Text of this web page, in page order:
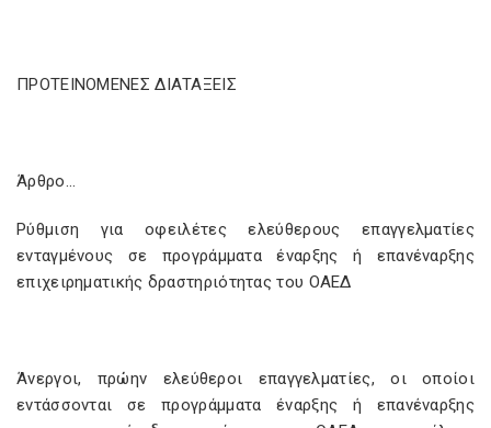
ΠΡΟΤΕΙΝΟΜΕΝΕΣ ΔΙΑΤΑΞΕΙΣ
Άρθρο…
Ρύθμιση για οφειλέτες ελεύθερους επαγγελματίες
ενταγμένους σε προγράμματα έναρξης ή επανέναρξης
επιχειρηματικής δραστηριότητας του ΟΑΕΔ
Άνεργοι, πρώην ελεύθεροι επαγγελματίες, οι οποίοι
εντάσσονται σε προγράμματα έναρξης ή επανέναρξης